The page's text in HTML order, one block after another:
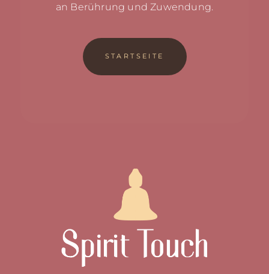
an Berührung und Zuwendung.
STARTSEITE